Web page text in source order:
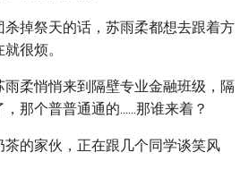
掉祭天的话，苏雨柔都想去跟着方
很烦。
柔悄悄来到隔壁专业金融班级，隔
那个普普通通的......那谁来着？
的家伙，正在跟几个同学谈笑风